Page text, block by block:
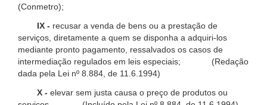
(Conmetro);
IX - recusar a venda de bens ou a prestação de
serviços, diretamente a quem se disponha a adquiri-los
mediante pronto pagamento, ressalvados os casos de
intermediação regulados em leis especiais; (Redação
dada pela Lei nº 8.884, de 11.6.1994)
X - elevar sem justa causa o preço de produtos ou